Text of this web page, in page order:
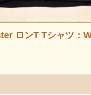
ロンT Tシャツ：